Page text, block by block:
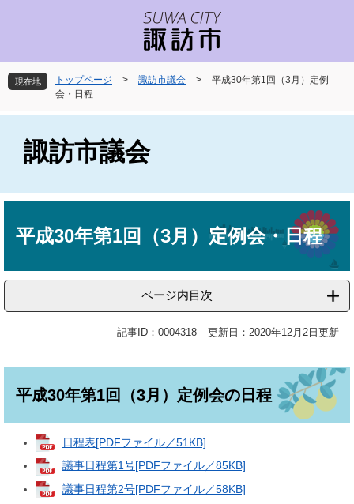
先
頭
を
飛
へ
現在地 トップページ > 諏訪市議会 >
平成30年第1回（3月）定例
会・日程
諏訪市議会
平成30年第1回（3月）定例会・日程
ページ内目次
記事ID：0004318 更新日：2020年12月2日更新
平成30年第1回（3月）定例会の日程
日程表[PDFファイル／51KB]
議事日程第1号[PDFファイル／85KB]
議事日程第2号[PDFファイル／58KB]